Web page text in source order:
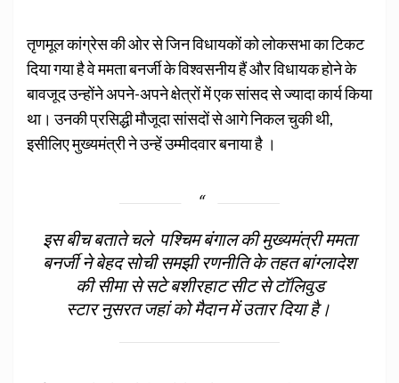
तृणमूल कांग्रेस की ओर से जिन विधायकों को लोकसभा का टिकट
दिया गया है वे ममता बनर्जी के विश्वसनीय हैं और विधायक होने के
बावजूद उन्होंने अपने-अपने क्षेत्रों में एक सांसद से ज्यादा कार्य किया
था। उनकी प्रसिद्धी मौजूदा सांसदों से आगे निकल चुकी थी,
इसीलिए मुख्यमंत्री ने उन्हें उम्मीदवार बनाया है ।
इस बीच बताते चले पश्चिम बंगाल की मुख्‍यमंत्री ममता
बनर्जी ने बेहद सोची समझी रणनीति के तहत बांग्‍लादेश
की सीमा से सटे बशीरहाट सीट से टॉलिवुड
स्‍टार नुसरत जहां को मैदान में उतार दिया है।